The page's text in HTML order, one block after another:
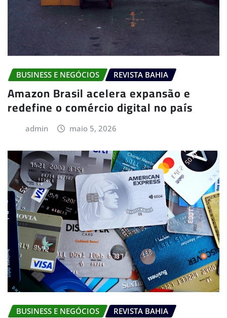
BUSINESS E NEGÓCIOS REVISTA BAHIA
Amazon Brasil acelera expansão e
redefine o comércio digital no país
admin maio 5, 2026
BUSINESS E NEGÓCIOS REVISTA BAHIA